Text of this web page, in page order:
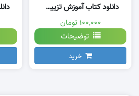
دانلود کتاب آموزش تزیین کیک خانگی
۱۰۰,۰۰۰ تومان
توضیحات
خرید